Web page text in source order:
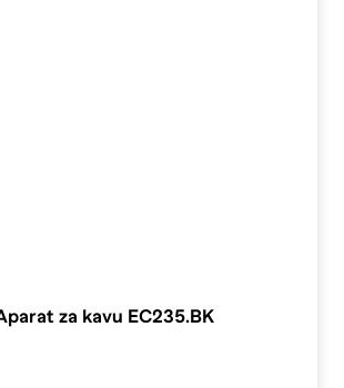
za kavu EC235.BK